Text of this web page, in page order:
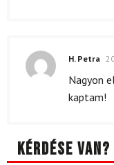
H. Petra
Nagyon
kaptam!
Kérdése van?